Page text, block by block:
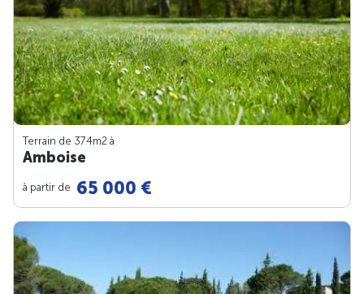
Terrain de 374m2 à
Amboise
à partir de 65 000 €